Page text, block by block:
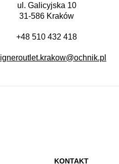
ul. Galicyjska 10
31-586 Kraków
+48 510 432 418
KONTAKT